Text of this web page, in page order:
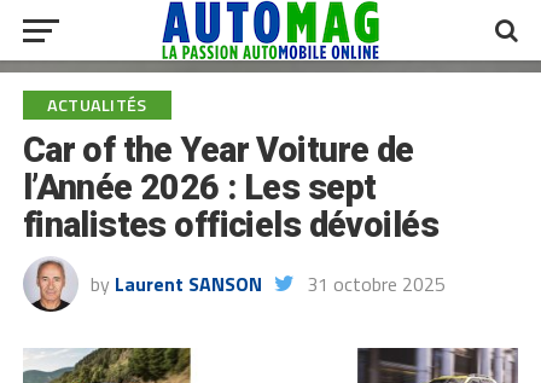
ACTUALITÉS
Car of the Year Voiture de
l’Année 2026 : Les sept
finalistes officiels dévoilés
by Laurent SANSON 31 octobre 2025